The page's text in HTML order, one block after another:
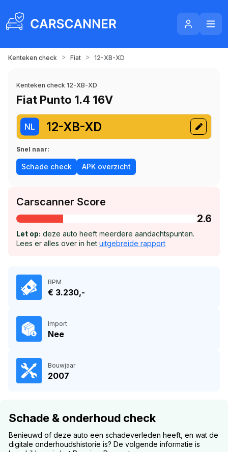
Kenteken check > Fiat > 12-XB-XD
Kenteken check 12-XB-XD
Fiat Punto 1.4 16V
NL 12-XB-XD
Snel naar:
Schade check APK overzicht
Carscanner Score
2.6
Let op: deze auto heeft meerdere aandachtspunten.
Lees er alles over in het uitgebreide rapport
BPM
€ 3.230,-
Import
Nee
Bouwjaar
2007
Schade & onderhoud check
Benieuwd of deze auto een schadeverleden heeft, en wat de
digitale onderhoudshistorie is? De volgende informatie is